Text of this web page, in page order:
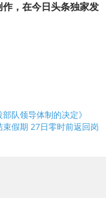
，在今日头条独家发
队领导体制的决定》
假期 27日零时前返回岗